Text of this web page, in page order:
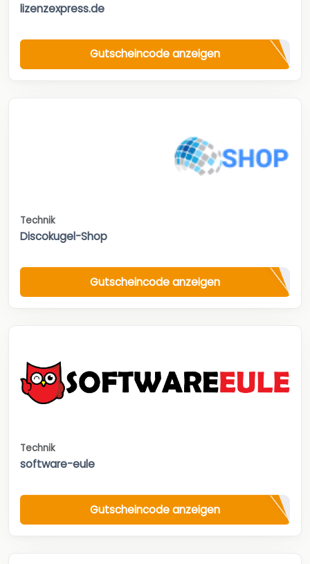
lizenzexpress.de
Gutscheincode anzeigen
Technik
Discokugel-Shop
Gutscheincode anzeigen
Technik
software-eule
Gutscheincode anzeigen